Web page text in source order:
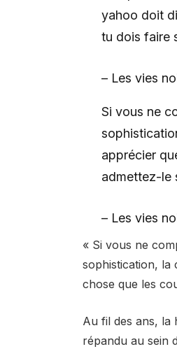
yahoo doit
tu dois faire
– Les vies
Si vous ne
apprécier
admettez-le
– Les vies
« Si vous ne
sophistication, la
chose que les
Au fil des ans, la
répandu au sein